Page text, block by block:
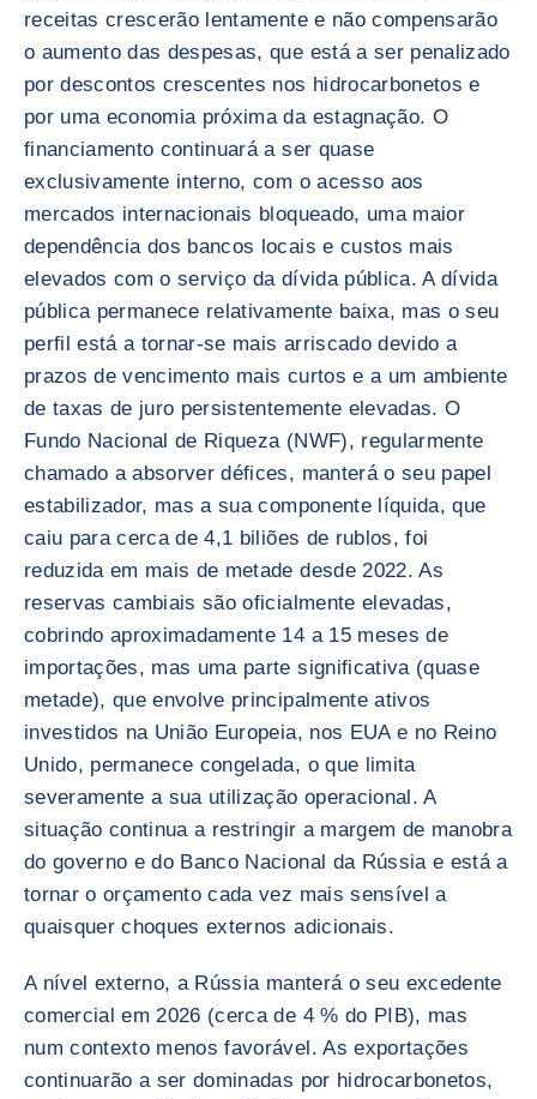
receitas crescerão lentamente e não compensarão
o aumento das despesas, que está a ser penalizado
por descontos crescentes nos hidrocarbonetos e
por uma economia próxima da estagnação. O
financiamento continuará a ser quase
exclusivamente interno, com o acesso aos
mercados internacionais bloqueado, uma maior
dependência dos bancos locais e custos mais
elevados com o serviço da dívida pública. A dívida
pública permanece relativamente baixa, mas o seu
perfil está a tornar-se mais arriscado devido a
prazos de vencimento mais curtos e a um ambiente
de taxas de juro persistentemente elevadas. O
Fundo Nacional de Riqueza (NWF), regularmente
chamado a absorver défices, manterá o seu papel
estabilizador, mas a sua componente líquida, que
caiu para cerca de 4,1 biliões de rublos, foi
reduzida em mais de metade desde 2022. As
reservas cambiais são oficialmente elevadas,
cobrindo aproximadamente 14 a 15 meses de
importações, mas uma parte significativa (quase
metade), que envolve principalmente ativos
investidos na União Europeia, nos EUA e no Reino
Unido, permanece congelada, o que limita
severamente a sua utilização operacional. A
situação continua a restringir a margem de manobra
do governo e do Banco Nacional da Rússia e está a
tornar o orçamento cada vez mais sensível a
quaisquer choques externos adicionais.
A nível externo, a Rússia manterá o seu excedente
comercial em 2026 (cerca de 4 % do PIB), mas
num contexto menos favorável. As exportações
continuarão a ser dominadas por hidrocarbonetos,